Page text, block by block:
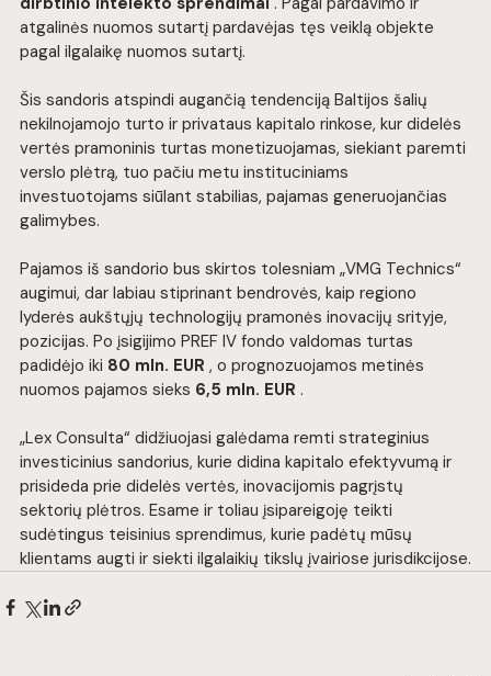
atgalinės nuomos sutartį pardavėjas tęs veiklą objekte
pagal ilgalaikę nuomos sutartį.
Šis sandoris atspindi augančią tendenciją Baltijos šalių
nekilnojamojo turto ir privataus kapitalo rinkose, kur didelės
vertės pramoninis turtas monetizuojamas, siekiant paremti
verslo plėtrą, tuo pačiu metu instituciniams
investuotojams siūlant stabilias, pajamas generuojančias
galimybes.
Pajamos iš sandorio bus skirtos tolesniam „VMG Technics“
augimui, dar labiau stiprinant bendrovės, kaip regiono
lyderės aukštųjų technologijų pramonės inovacijų srityje,
pozicijas. Po įsigijimo PREF IV fondo valdomas turtas
padidėjo iki 80 mln. EUR , o prognozuojamos metinės
nuomos pajamos sieks 6,5 mln. EUR .
„Lex Consulta“ didžiuojasi galėdama remti strateginius
investicinius sandorius, kurie didina kapitalo efektyvumą ir
prisideda prie didelės vertės, inovacijomis pagrįstų
sektorių plėtros. Esame ir toliau įsipareigoję teikti
sudėtingus teisinius sprendimus, kurie padėtų mūsų
klientams augti ir siekti ilgalaikių tikslų įvairiose jurisdikcijose.